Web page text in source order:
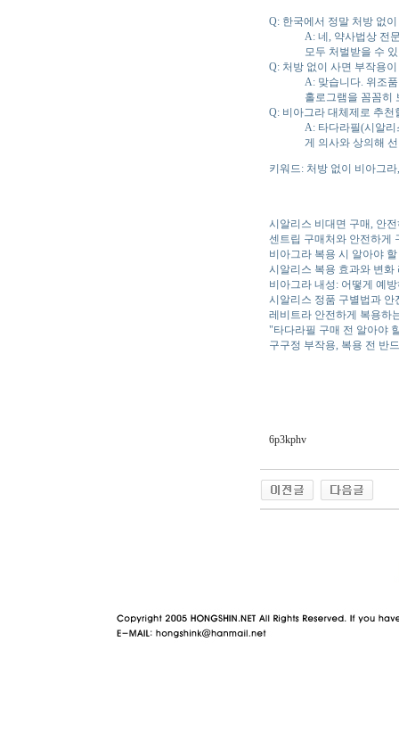
Q: 한국에서 정말 처방 없
A: 네, 약사법상 전
모두 처벌받을 수
Q: 처방 없이 사면 부작용
A: 맞습니다. 위조
홀로그램을 꼼꼼히
Q: 비아그라 대체제로 추천
A: 타다라필(시알
게 의사와 상의해
키워드: 처방 없이 비아그
시알리스 비대면 구매, 안
센트립 구매처와 안전하게
비아그라 복용 시 알아야
시알리스 복용 효과와 변화
비아그라 내성: 어떻게 예
시알리스 정품 구별법과 안
레비트라 안전하게 복용하
"타다라필 구매 전 알아야
구구정 부작용, 복용 전 반
6p3kphv